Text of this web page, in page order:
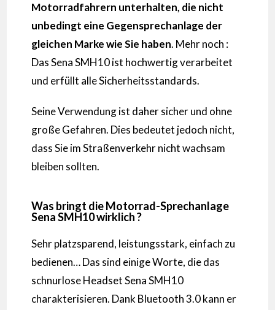
Motorradfahrern unterhalten, die nicht
unbedingt eine Gegensprechanlage der
gleichen Marke wie Sie haben. Mehr noch :
Das Sena SMH10 ist hochwertig verarbeitet
und erfüllt alle Sicherheitsstandards.
Seine Verwendung ist daher sicher und ohne
große Gefahren. Dies bedeutet jedoch nicht,
dass Sie im Straßenverkehr nicht wachsam
bleiben sollten.
Was bringt die Motorrad-Sprechanlage
Sena SMH10 wirklich ?
Sehr platzsparend, leistungsstark, einfach zu
bedienen… Das sind einige Worte, die das
schnurlose Headset Sena SMH10
charakterisieren. Dank Bluetooth 3.0 kann er